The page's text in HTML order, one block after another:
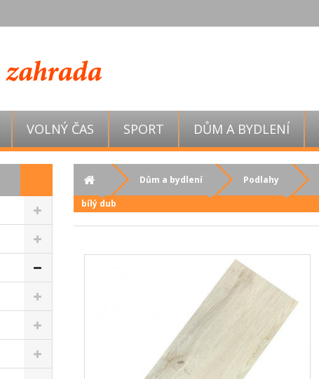
VOLNÝ ČAS SPORT DŮM A BYDLENÍ
Dům a bydlení Podlahy
bílý dub